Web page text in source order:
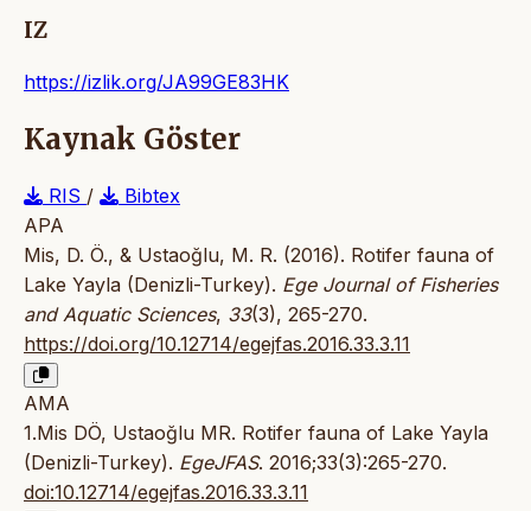
IZ
https://izlik.org/JA99GE83HK
Kaynak Göster
RIS /
Bibtex
APA
Mis, D. Ö., & Ustaoğlu, M. R. (2016). Rotifer fauna of
Lake Yayla (Denizli-Turkey). Ege Journal of Fisheries
and Aquatic Sciences, 33(3), 265-270.
https://doi.org/10.12714/egejfas.2016.33.3.11
AMA
1.Mis DÖ, Ustaoğlu MR. Rotifer fauna of Lake Yayla
(Denizli-Turkey). EgeJFAS. 2016;33(3):265-270.
doi:10.12714/egejfas.2016.33.3.11